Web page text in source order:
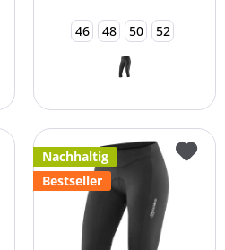
46 48 50 52
Nachhaltig
Bestseller